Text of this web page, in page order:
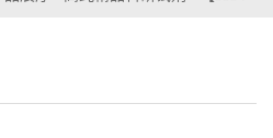
创新！检测图谱；MSDS等技术支